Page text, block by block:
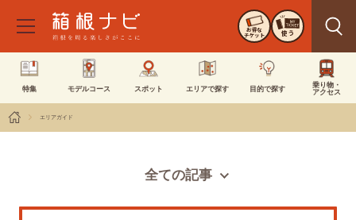
お得な
チケット 使う
特集 モデルコース スポット エリアで探す 目的で探す
乗り物・
アクセス
エリアガイド
全ての記事